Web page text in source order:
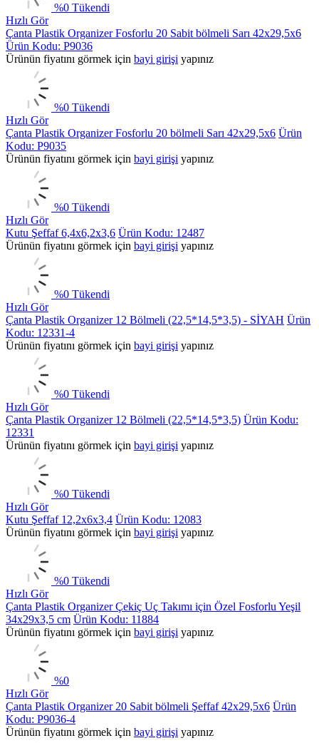
%0 Tükendi
Hızlı Gör
Çanta Plastik Organizer Fosforlu 20 Sabit bölmeli Sarı 42x29,5x6
Ürün Kodu: P9036
Ürünün fiyatını görmek için bayi girişi yapınız
%0 Tükendi
Hızlı Gör
Çanta Plastik Organizer Fosforlu 20 bölmeli Sarı 42x29,5x6 Ürün
Kodu: P9035
Ürünün fiyatını görmek için bayi girişi yapınız
%0 Tükendi
Hızlı Gör
Kutu Şeffaf 6,4x6,2x3,6 Ürün Kodu: 12487
Ürünün fiyatını görmek için bayi girişi yapınız
%0 Tükendi
Hızlı Gör
Çanta Plastik Organizer 12 Bölmeli (22,5*14,5*3,5) - SİYAH Ürün
Kodu: 12331-4
Ürünün fiyatını görmek için bayi girişi yapınız
%0 Tükendi
Hızlı Gör
Çanta Plastik Organizer 12 Bölmeli (22,5*14,5*3,5) Ürün Kodu:
12331
Ürünün fiyatını görmek için bayi girişi yapınız
%0 Tükendi
Hızlı Gör
Kutu Şeffaf 12,2x6x3,4 Ürün Kodu: 12083
Ürünün fiyatını görmek için bayi girişi yapınız
%0 Tükendi
Hızlı Gör
Çanta Plastik Organizer Çekiç Uç Takımı için Özel Fosforlu Yeşil
34x29x3,5 cm Ürün Kodu: 11884
Ürünün fiyatını görmek için bayi girişi yapınız
%0
Hızlı Gör
Çanta Plastik Organizer 20 Sabit bölmeli Şeffaf 42x29,5x6 Ürün
Kodu: P9036-4
Ürünün fiyatını görmek için bayi girişi yapınız